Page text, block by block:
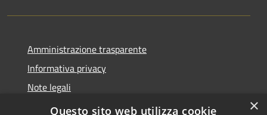
Amministrazione trasparente
Informativa privacy
Note legali
Dichiarazione di accessibilità
×
Questo sito web utilizza cookie